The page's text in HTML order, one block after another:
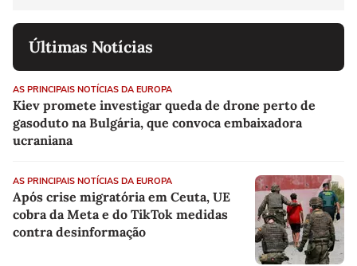
Últimas Notícias
AS PRINCIPAIS NOTÍCIAS DA EUROPA
Kiev promete investigar queda de drone perto de
gasoduto na Bulgária, que convoca embaixadora
ucraniana
AS PRINCIPAIS NOTÍCIAS DA EUROPA
Após crise migratória em Ceuta, UE
cobra da Meta e do TikTok medidas
contra desinformação